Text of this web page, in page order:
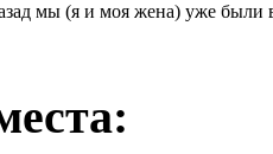
мы (я и моя жена) уже были